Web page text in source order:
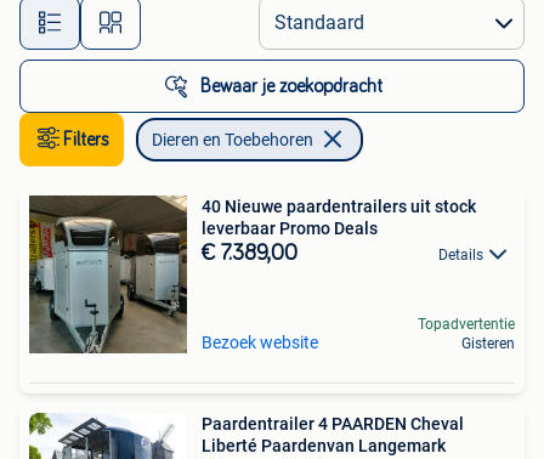
Alle afstanden…
Bewaar je zoekopdracht
Filters Dieren en Toebehoren
40 Nieuwe paardentrailers uit stock
leverbaar Promo Deals
€ 7.389,00 Details
Bezoek website
Topadvertentie
Gisteren
Paardentrailer 4 PAARDEN Cheval
Liberté Paardenvan Langemark